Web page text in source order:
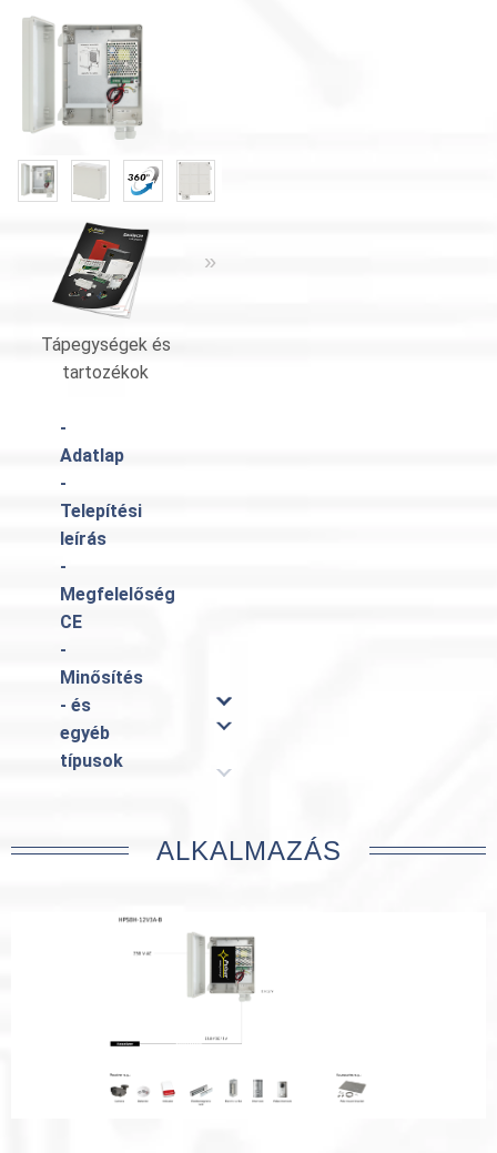
Tápegységek és
tartozékok
»
-
Adatlap
-
Telepítési
leírás
-
Megfelelőség
CE
-
Minősítés
- és
egyéb
típusok
ALKALMAZÁS